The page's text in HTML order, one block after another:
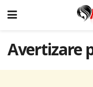
Avertizare